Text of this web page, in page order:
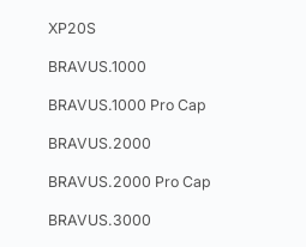
XP20S
BRAVUS.1000
BRAVUS.1000 Pro Cap
BRAVUS.2000
BRAVUS.2000 Pro Cap
BRAVUS.3000